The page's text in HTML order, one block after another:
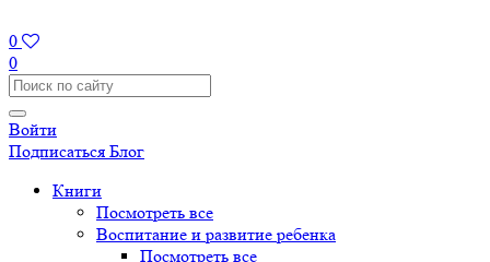
0
0
Войти
Подписаться Блог
Книги
Посмотреть все
Воспитание и развитие ребенка
Посмотреть все